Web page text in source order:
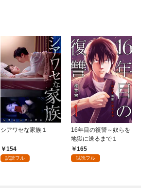
シアワセな家族１
154
試読フル
16年目の復讐～奴らを
地獄に送るまで１
165
試読フル